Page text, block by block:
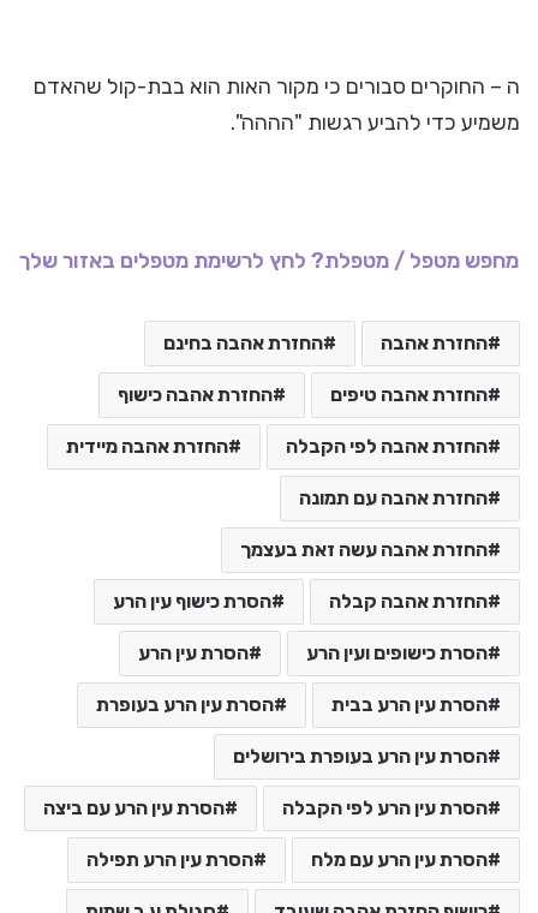
ה – החוקרים סבורים כי מקור האות הוא בבת-קול שהאדם
משמיע כדי להביע רגשות "הההה".
מחפש מטפל / מטפלת? לחץ לרשימת מטפלים באזור שלך
החזרת אהבה החזרת אהבה בחינם
החזרת אהבה טיפים החזרת אהבה כישוף
החזרת אהבה לפי הקבלה החזרת אהבה מיידית
החזרת אהבה עם תמונה
החזרת אהבה עשה זאת בעצמך
החזרת אהבה קבלה הסרת כישוף עין הרע
הסרת כישופים ועין הרע הסרת עין הרע
הסרת עין הרע בבית הסרת עין הרע בעופרת
הסרת עין הרע בעופרת בירושלים
הסרת עין הרע לפי הקבלה הסרת עין הרע עם ביצה
הסרת עין הרע עם מלח הסרת עין הרע תפילה